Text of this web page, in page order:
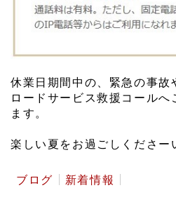
休業日期間中の、緊急の事
ロードサービス救援コールへ
ます。
楽しい夏をお過ごしくださ
ブログ
新着情報